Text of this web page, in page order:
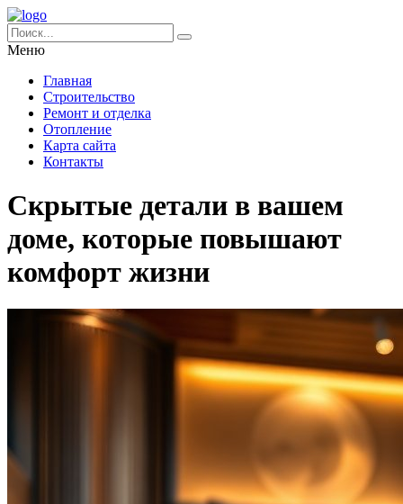
Меню
Главная
Строительство
Ремонт и отделка
Отопление
Карта сайта
Контакты
Скрытые детали в вашем
доме, которые повышают
комфорт жизни